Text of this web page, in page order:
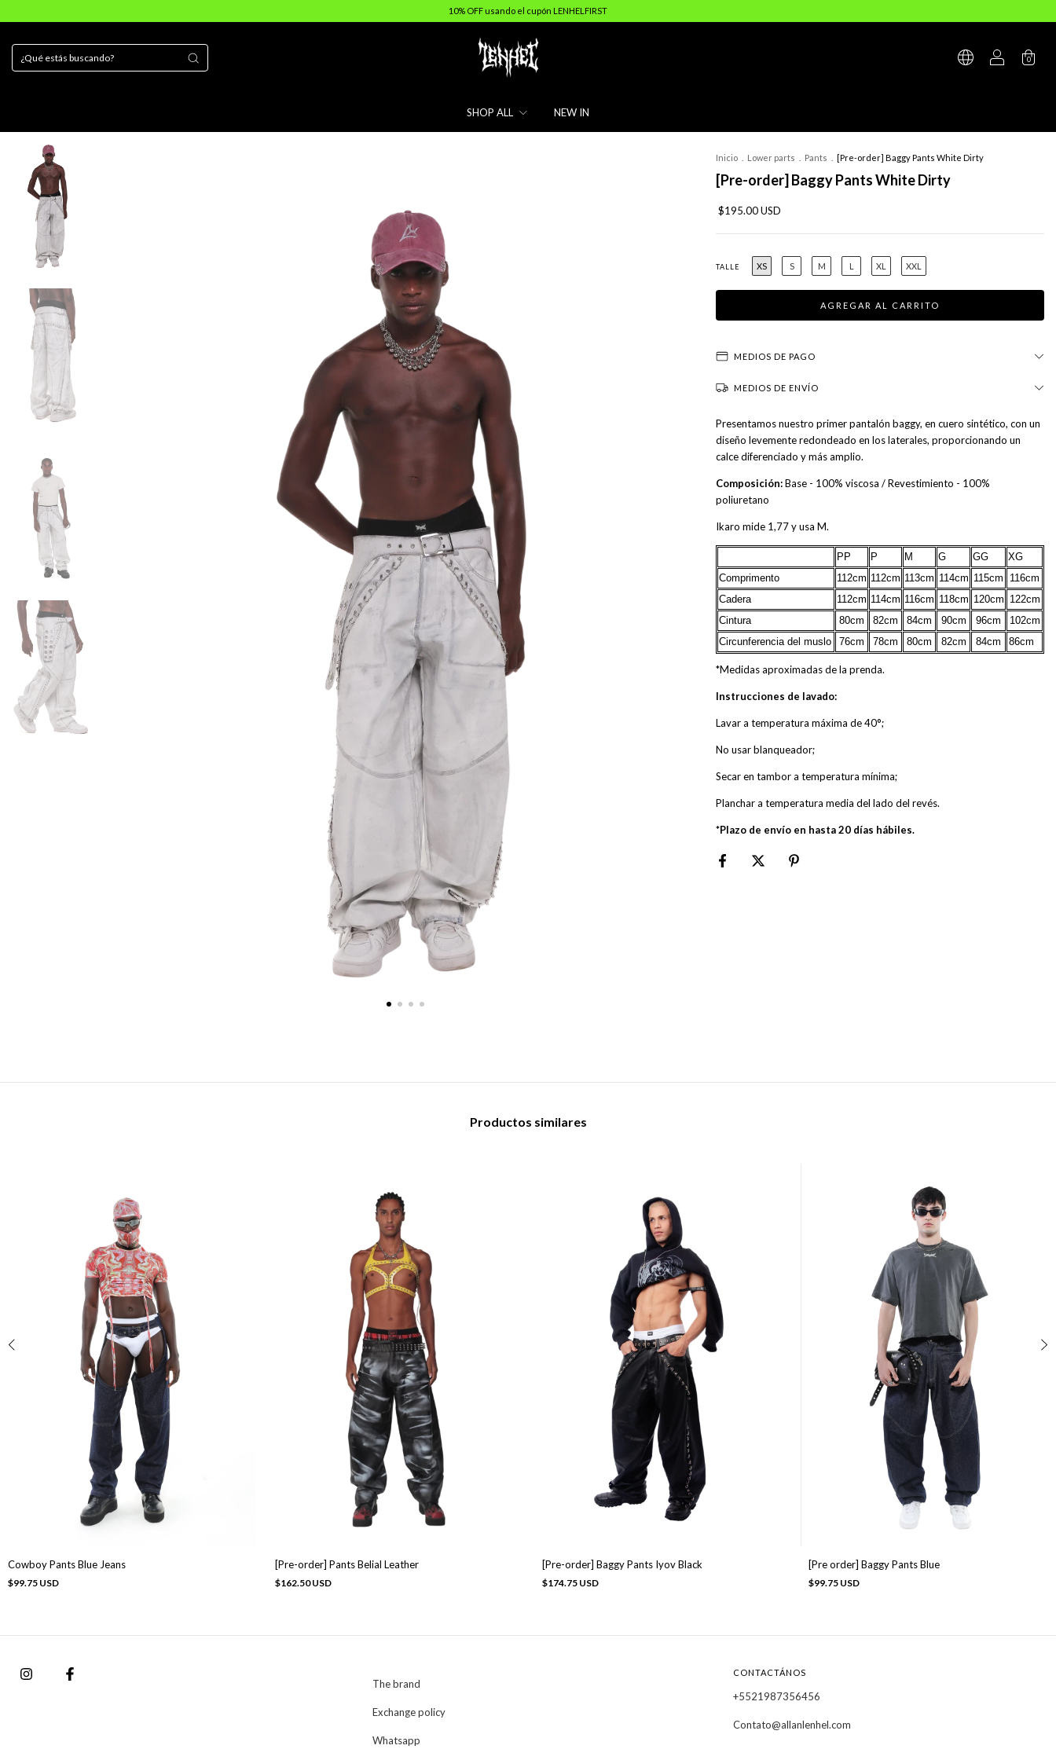
10% OFF usando el cupón LENHELFIRST
0
SHOP ALL NEW IN
Inicio Lower parts Pants [Pre-order] Baggy Pants White Dirty
[Pre-order] Baggy Pants White Dirty
$195.00 USD
TALLE XS S M L XL XXL
MEDIOS DE PAGO
MEDIOS DE ENVÍO
Presentamos nuestro primer pantalón baggy, en cuero sintético, con un
diseño levemente redondeado en los laterales, proporcionando un
calce diferenciado y más amplio.
Composición:Base - 100% viscosa / Revestimiento - 100%
poliuretano
Ikaro mide 1,77 y usa M.
PP P M G GG
XG
Comprimento
112cm 112cm 113cm 114cm 115cm
116cm
Cadera
112cm 114cm 116cm 118cm 120cm 122cm
Cintura
80cm 82cm 84cm 90cm 96cm
102cm
Circunferencia del muslo
76cm 78cm 80cm 82cm 84cm 86cm
*Medidas aproximadas de la prenda.
Instrucciones de lavado:
Lavar a temperatura máxima de 40°;
No usar blanqueador;
Secar en tambor a temperatura mínima;
Planchar a temperatura media del lado del revés.
*Plazo de envío en hasta 20 días hábiles.
Productos similares
Cowboy Pants Blue Jeans
$99.75 USD
[Pre-order] Pants Belial Leather
$162.50 USD
[Pre-order] Baggy Pants Iyov Black
$174.75 USD
[Pre order] Baggy Pants Blue
$99.75 USD
The brand
Exchange policy
Whatsapp
CONTACTÁNOS
+5521987356456
Contato@allanlenhel.com